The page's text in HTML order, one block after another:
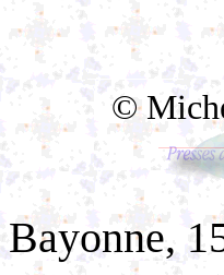
©
Bayonne,